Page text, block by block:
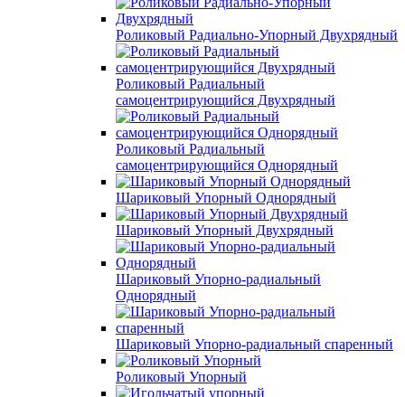
Роликовый Радиально-Упорный Двухрядный
Роликовый Радиальный
самоцентрирующийся Двухрядный
Роликовый Радиальный
самоцентрирующийся Однорядный
Шариковый Упорный Однорядный
Шариковый Упорный Двухрядный
Шариковый Упорно-радиальный
Однорядный
Шариковый Упорно-радиальный спаренный
Роликовый Упорный